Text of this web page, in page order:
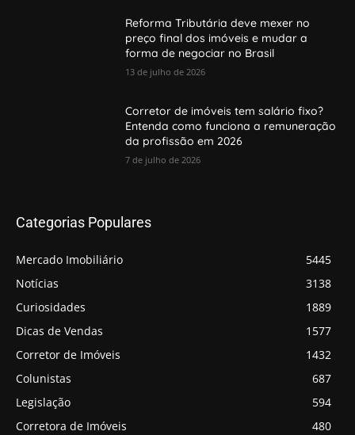
Reforma Tributária deve mexer no
preço final dos imóveis e mudar a
forma de negociar no Brasil
13 de julho de 2026
Corretor de imóveis tem salário fixo?
Entenda como funciona a remuneração
da profissão em 2026
7 de julho de 2026
Categorias Populares
Mercado Imobiliário
5445
Notícias
3138
Curiosidades
1889
Dicas de Vendas
1577
Corretor de Imóveis
1432
Colunistas
687
Legislação
594
Corretora de Imóveis
480